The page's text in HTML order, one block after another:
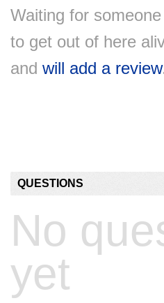
Waiting for someone
to get out of here
and will add a review
QUESTIONS
No
yet